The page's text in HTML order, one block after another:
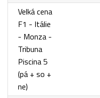
Velká cena
F1 - Itálie
- Monza -
Tribuna
Piscina 5
(pá + so +
ne)